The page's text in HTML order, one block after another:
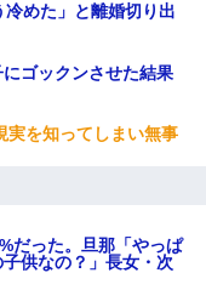
めた」と離婚切り出
ゴックンさせた結果
実を知ってしまい無事
だった。旦那「やっぱ
供なの？」長女・次